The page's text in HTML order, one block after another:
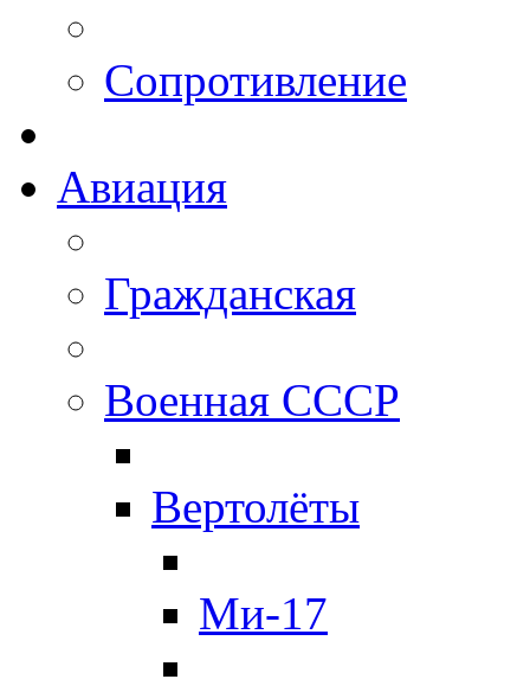
Сопротивление
Авиация
Гражданская
Военная СССР
Вертолёты
Ми-17